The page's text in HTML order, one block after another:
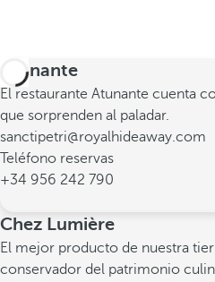
Atunante
El restaurante Atunante cuenta
que sorprenden al paladar.
sanctipetri@royalhideaway.com
Teléfono reservas
+34 956 242 790
Chez Lumière
El mejor producto de nuestra
conservador del patrimonio